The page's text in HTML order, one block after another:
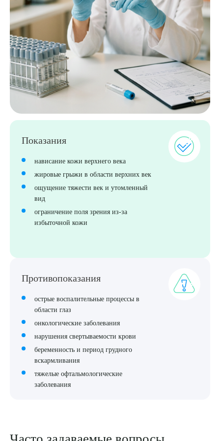
Показания
нависание кожи верхнего века
жировые грыжи в области верхних век
ощущение тяжести век и утомленный
вид
ограничение поля зрения из-за
избыточной кожи
Противопоказания
острые воспалительные процессы в
области глаз
онкологические заболевания
нарушения свертываемости крови
беременность и период грудного
вскармливания
тяжелые офтальмологические
заболевания
ОТПРАВИТЬ
Я даю согласие на
Выберите сопутствующую услугу